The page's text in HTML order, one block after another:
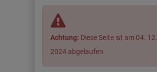
Achtung: Diese Seite ist am 04. 12.
2024 abgelaufen.